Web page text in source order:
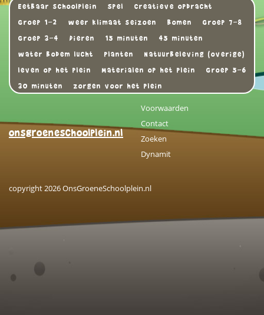
Eetbaar schoolplein Spel
Creatieve opdracht
Groep 1-2
weer klimaat seizoen Bomen
Groep 7-8
Groep 3-4
Dieren 15 minuten
45 minuten
water bodem lucht
Planten
Natuurbeleving (overige)
leven op het plein
Materialen op het plein
Groep 5-6
30 minuten
zorgen voor het plein
onsgroeneschoolplein.nl
Voorwaarden
Contact
Zoeken
Dynamit
copyright 2026 OnsGroeneSchoolplein.nl